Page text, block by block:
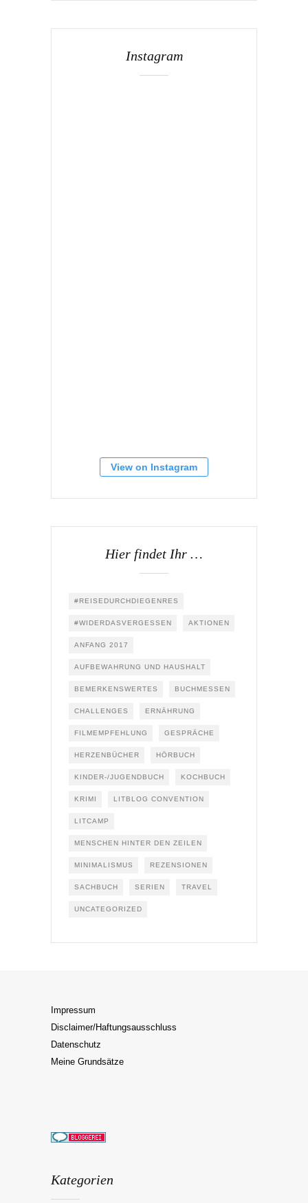
Instagram
View on Instagram
Hier findet Ihr …
#REISEDURCHDIEGENRES
#WIDERDASVERGESSEN AKTIONEN
ANFANG 2017
AUFBEWAHRUNG UND HAUSHALT
BEMERKENSWERTES BUCHMESSEN
CHALLENGES ERNÄHRUNG
FILMEMPFEHLUNG GESPRÄCHE
HERZENBÜCHER HÖRBUCH
KINDER-/JUGENDBUCH KOCHBUCH
KRIMI LITBLOG CONVENTION
LITCAMP
MENSCHEN HINTER DEN ZEILEN
MINIMALISMUS REZENSIONEN
SACHBUCH SERIEN TRAVEL
UNCATEGORIZED
Impressum
Disclaimer/Haftungsausschluss
Datenschutz
Meine Grundsätze
Kategorien